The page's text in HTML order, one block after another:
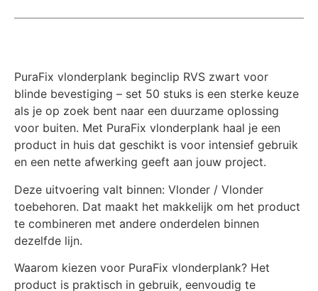
PuraFix vlonderplank beginclip RVS zwart voor
blinde bevestiging – set 50 stuks is een sterke keuze
als je op zoek bent naar een duurzame oplossing
voor buiten. Met PuraFix vlonderplank haal je een
product in huis dat geschikt is voor intensief gebruik
en een nette afwerking geeft aan jouw project.
Deze uitvoering valt binnen: Vlonder / Vlonder
toebehoren. Dat maakt het makkelijk om het product
te combineren met andere onderdelen binnen
dezelfde lijn.
Waarom kiezen voor PuraFix vlonderplank? Het
product is praktisch in gebruik, eenvoudig te